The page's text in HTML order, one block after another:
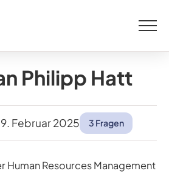
Menü
Philipp Hatt
Februar 2025 3 Fragen
Human Resources Management